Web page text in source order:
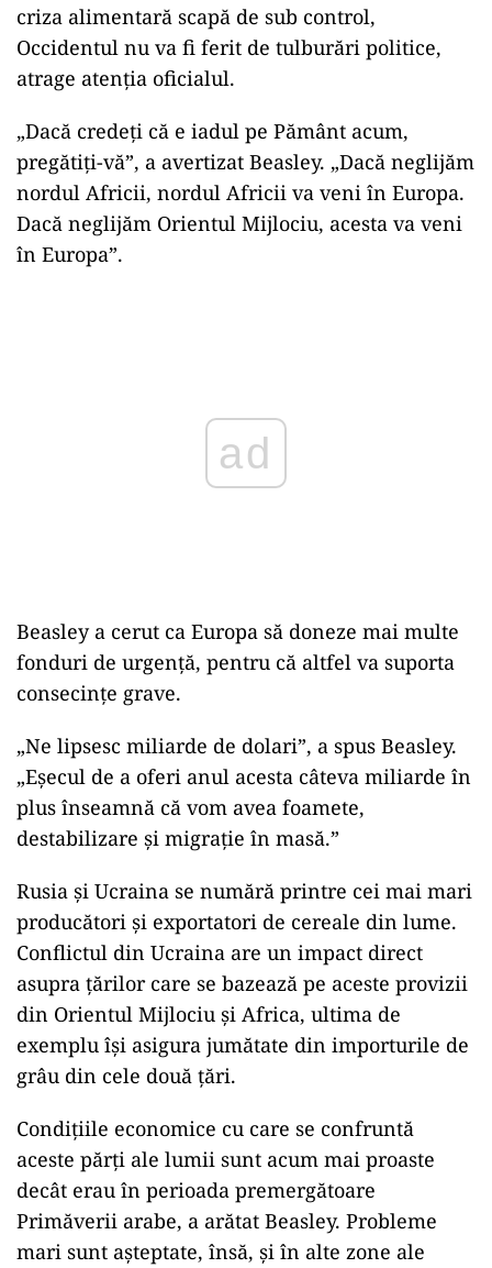
criza alimentară scapă de sub control,
Occidentul nu va fi ferit de tulburări politice,
atrage atenția oficialul.
„Dacă credeți că e iadul pe Pământ acum,
pregătiți-vă”, a avertizat Beasley. „Dacă neglijăm
nordul Africii, nordul Africii va veni în Europa.
Dacă neglijăm Orientul Mijlociu, acesta va veni
în Europa”.
Beasley a cerut ca Europa să doneze mai multe
fonduri de urgență, pentru că altfel va suporta
consecințe grave.
„Ne lipsesc miliarde de dolari”, a spus Beasley.
„Eșecul de a oferi anul acesta câteva miliarde în
plus înseamnă că vom avea foamete,
destabilizare și migrație în masă.”
Rusia și Ucraina se numără printre cei mai mari
producători și exportatori de cereale din lume.
Conflictul din Ucraina are un impact direct
asupra țărilor care se bazează pe aceste provizii
din Orientul Mijlociu și Africa, ultima de
exemplu își asigura jumătate din importurile de
grâu din cele două țări.
Condițiile economice cu care se confruntă
aceste părți ale lumii sunt acum mai proaste
decât erau în perioada premergătoare
Primăverii arabe, a arătat Beasley. Probleme
mari sunt așteptate, însă, și în alte zone ale